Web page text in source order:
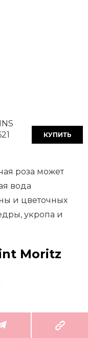
КУПИТЬ
роза может
вода
и цветочных
укропа и
Moritz